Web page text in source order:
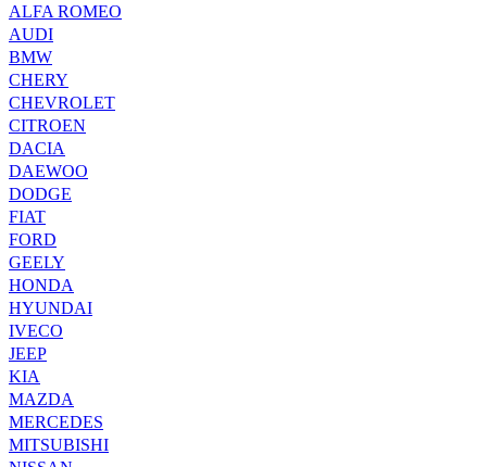
ALFA ROMEO
AUDI
BMW
CHERY
CHEVROLET
CITROEN
DACIA
DAEWOO
DODGE
FIAT
FORD
GEELY
HONDA
HYUNDAI
IVECO
JEEP
KIA
MAZDA
MERCEDES
MITSUBISHI